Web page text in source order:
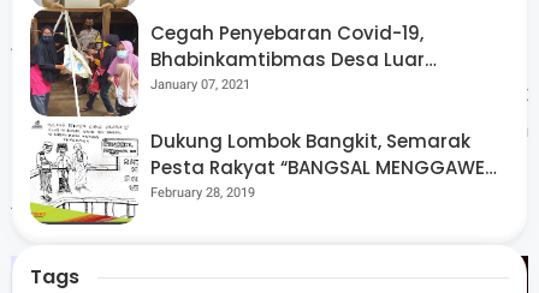
menyampaikan filosofi adat budaya, sesaanti Tioq
Tata Tunaq serta nilai-nilai luhur mempolong
merenten. Atraksi lainnya adalah Pranata Adat
Praja Mulud dari Sesait. Acara diakhiri dengan
pelepasan karnaval budaya dari lapangan umum
Anyar. (*)
Cegah Penyebaran Covid-19,
Bhabinkamtibmas Desa Luar
Pantau Kegiatan Posyandu
January 07, 2021
Dukung Lombok Bangkit, Semarak
Pesta Rakyat “BANGSAL MENGGAWE”
Kembali Digelar Para Seniman Di
February 28, 2019
Tags